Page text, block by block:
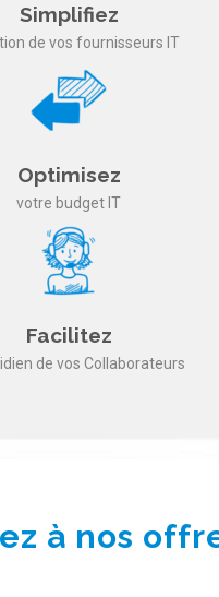
Simplifiez
de vos fournisseurs IT
Optimisez
votre budget IT
Facilitez
de vos Collaborateurs
à nos